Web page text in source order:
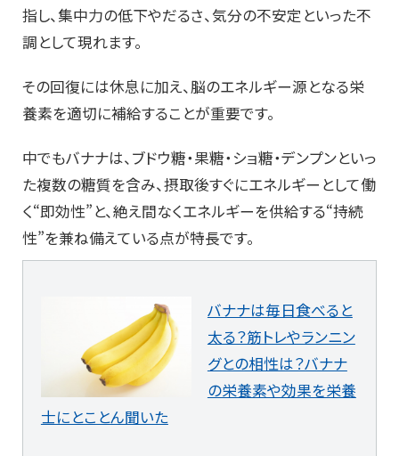
指し、集中力の低下やだるさ、気分の不安定といった不
調として現れます。
その回復には休息に加え、脳のエネルギー源となる栄
養素を適切に補給することが重要です。
中でもバナナは、ブドウ糖・果糖・ショ糖・デンプンといっ
た複数の糖質を含み、摂取後すぐにエネルギーとして働
く“即効性”と、絶え間なくエネルギーを供給する“持続
性”を兼ね備えている点が特長です。
バナナは毎日食べると
太る？筋トレやランニン
グとの相性は？バナナ
の栄養素や効果を栄養
士にとことん聞いた